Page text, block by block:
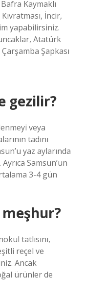
Kaymaklı
İncir,
yapabilirsiniz.
Atatürk
Şapkası
gezilir?
veya
tadını
yaz aylarında
Samsun’un
3-4 gün
meşhur?
tatlısını,
reçel ve
Ancak
ürünler de